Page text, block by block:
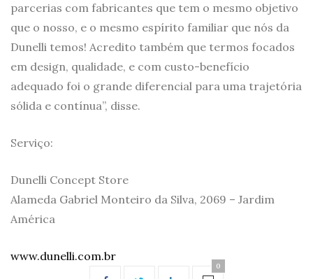
parcerias com fabricantes que tem o mesmo objetivo
que o nosso, e o mesmo espírito familiar que nós da
Dunelli temos! Acredito também que termos focados
em design, qualidade, e com custo-benefício
adequado foi o grande diferencial para uma trajetória
sólida e contínua”, disse.
Serviço:
Dunelli Concept Store
Alameda Gabriel Monteiro da Silva, 2069 – Jardim
América
www.dunelli.com.br
0